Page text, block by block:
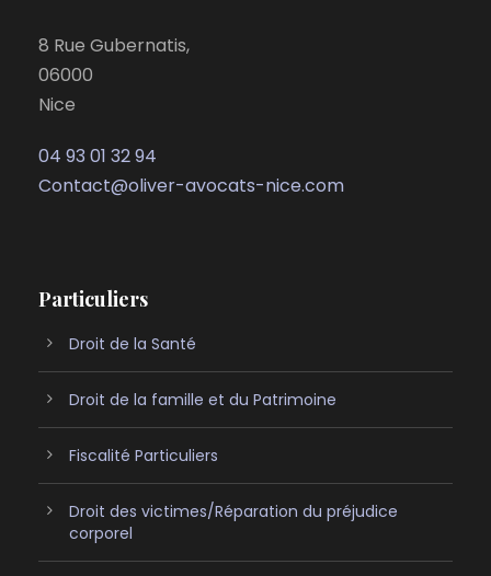
8 Rue Gubernatis,
06000
Nice
04 93 01 32 94
Contact@oliver-avocats-nice.com
Particuliers
Droit de la Santé
Droit de la famille et du Patrimoine
Fiscalité Particuliers
Droit des victimes/Réparation du préjudice
corporel